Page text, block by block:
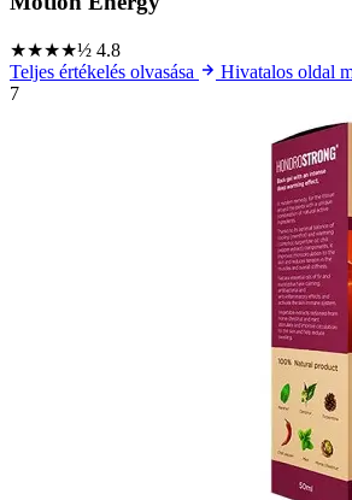
★★★★½ 4.8
Teljes értékelés olvasása
Hivatalos oldal
7